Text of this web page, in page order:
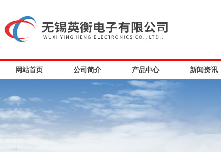
网站首页 公司简介 产品中心 新闻资讯